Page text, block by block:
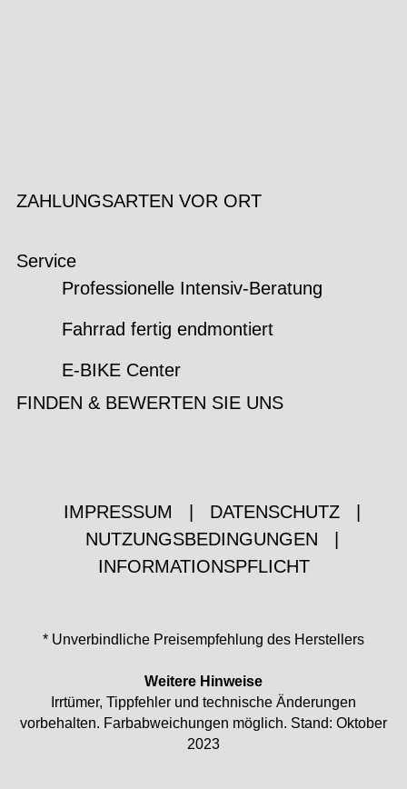
ZAHLUNGSARTEN VOR ORT
Service
Professionelle Intensiv-Beratung
Fahrrad fertig endmontiert
E-BIKE Center
FINDEN & BEWERTEN SIE UNS
IMPRESSUM DATENSCHUTZ
NUTZUNGSBEDINGUNGEN
INFORMATIONSPFLICHT
* Unverbindliche Preisempfehlung des Herstellers
Weitere Hinweise
Irrtümer, Tippfehler und technische Änderungen
vorbehalten. Farbabweichungen möglich. Stand: Oktober
2023